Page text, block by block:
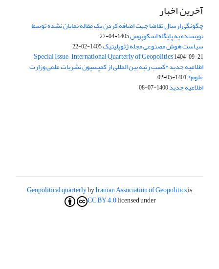
آخرین اخبار
چگونگی ارسال تقاضا جهت اضافه کردن یک مقاله نمایان نشده توسط
نویسنده به پایگاه اسکوپوس1405-04-27
سیاست هوش مصنوعی مجله ژئوپلیتیک1405-02-22
Special Issue – International Quarterly of Geopolitics1404-09-21
اطلاعیه جدید *کسب رتبه بین المللی از کمیسیون نشریات علمی وزارت
علوم*1401-05-02
اطلاعیه جدید1400-07-08
Geopolitical quarterlybyIranian Association of Geopoliticsis
licensed under
CC BY 4.0